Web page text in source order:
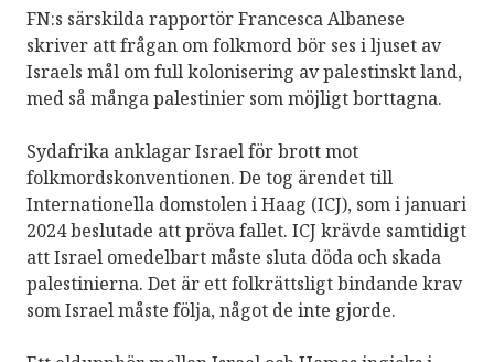
FN:s särskilda rapportör Francesca Albanese
skriver att frågan om folkmord bör ses i ljuset av
Israels mål om full kolonisering av palestinskt land,
med så många palestinier som möjligt borttagna.
Sydafrika anklagar Israel för brott mot
folkmordskonventionen. De tog ärendet till
Internationella domstolen i Haag (ICJ), som i januari
2024 beslutade att pröva fallet. ICJ krävde samtidigt
att Israel omedelbart måste sluta döda och skada
palestinierna. Det är ett folkrättsligt bindande krav
som Israel måste följa, något de inte gjorde.